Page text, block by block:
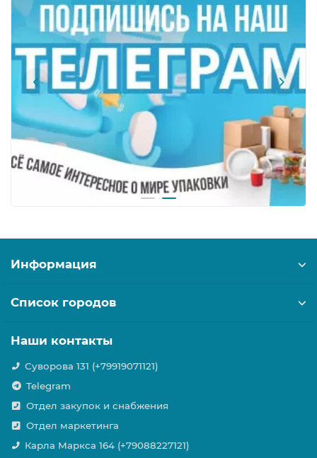
Информация
Список городов
Наши контакты
Суворова 131 (+79919071121)
Telegram
Отдел закупок и снабжения
Отдел маркетинга
Карла Маркса 164 (+79088227121)